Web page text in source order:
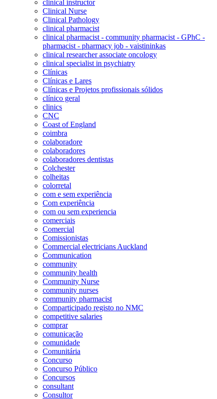
clinical instructor
Clinical Nurse
Clinical Pathology
clinical pharmacist
clinical pharmacist - community pharmacist - GPhC -
pharmacist - pharmacy job - vaistininkas
clinical researcher associate oncology
clinical specialist in psychiatry
Clínicas
Clínicas e Lares
Clínicas e Projetos profissionais sólidos
clínico geral
clinics
CNC
Coast of England
coimbra
colaboradore
colaboradores
colaboradores dentistas
Colchester
colheitas
colorretal
com e sem experiência
Com experiência
com ou sem experiencia
comerciais
Comercial
Comissionistas
Commercial electricians Auckland
Communication
community
community health
Community Nurse
community nurses
community pharmacist
Comparticipado registo no NMC
competitive salaries
comprar
comunicação
comunidade
Comunitária
Concurso
Concurso Público
Concursos
consultant
Consultor